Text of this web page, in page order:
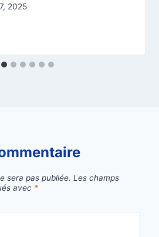
2025
sera pas publiée. Les champs
avec *